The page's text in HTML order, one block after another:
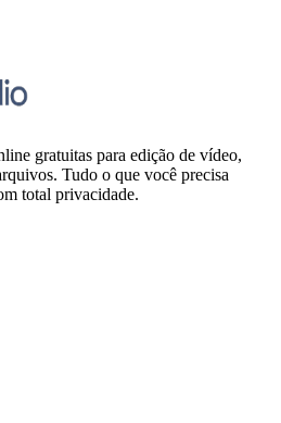
gratuitas para edição de vídeo,
Tudo o que você precisa
total privacidade.